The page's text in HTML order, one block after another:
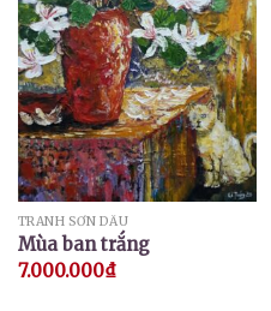
TRANH SƠN DẦU
Mùa ban trắng
7.000.000₫